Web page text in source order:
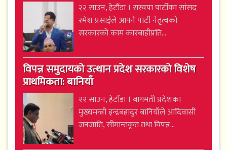
२२ साउन, हेटौंडा । रास्वपा पार्टीका सांसद
रमेश प्रसाईंले आफ्नै पार्टी नेतृत्वको
सरकारको काम कारबाहीप्रति...
विपन्न समुदायको उत्थान प्रदेश सरकारको विशेष
प्राथमिकता: बानियाँ
२२ साउन, हेटौंडा । बागमती प्रदेशका
मुख्यमन्त्री इन्द्रबहादुर बानियाँले आदिवासी
जनजाति, सीमान्तकृत तथा विपन्न...